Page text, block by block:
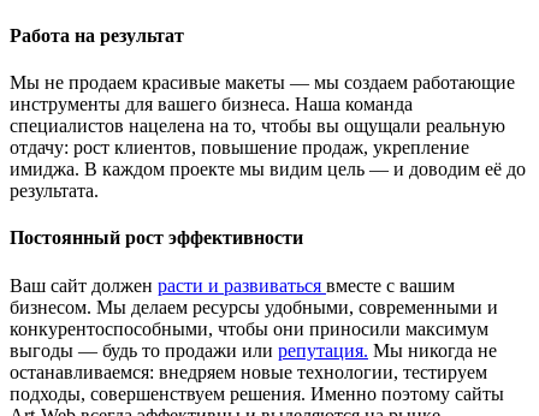
Работа на результат
Мы не продаем красивые макеты — мы создаем работающие
инструменты для вашего бизнеса. Наша команда
специалистов нацелена на то, чтобы вы ощущали реальную
отдачу: рост клиентов, повышение продаж, укрепление
имиджа. В каждом проекте мы видим цель — и доводим её до
результата.
Постоянный рост эффективности
Ваш сайт должен расти и развиваться вместе с вашим
бизнесом. Мы делаем ресурсы удобными, современными и
конкурентоспособными, чтобы они приносили максимум
выгоды — будь то продажи или репутация. Мы никогда не
останавливаемся: внедряем новые технологии, тестируем
подходы, совершенствуем решения. Именно поэтому сайты